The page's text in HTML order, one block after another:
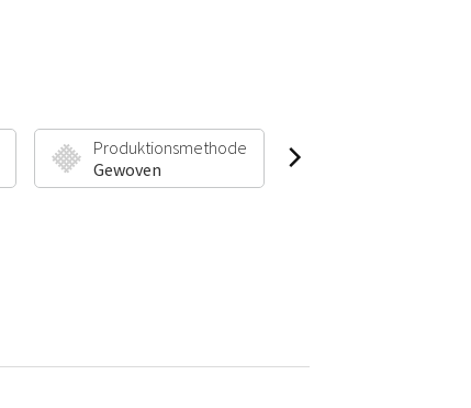
Produktionsmethode
Gewoven